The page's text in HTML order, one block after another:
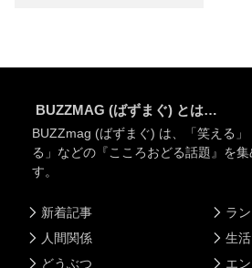
BUZZMAG (ばずまぐ) とは…
BUZZmag (ばずまぐ) は、「笑える
る」などの『こころおどる話題』を
す。
新着記事
人間関係
どうぶつ
ラ
生
エ